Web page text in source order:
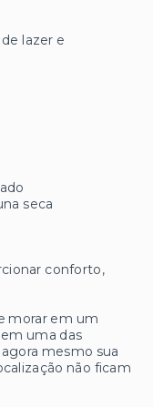
lazer e
seca
conforto,
morar em um
uma das
mesmo sua
não ficam